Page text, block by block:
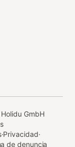
GmbH
·Privacidad·
de denuncia